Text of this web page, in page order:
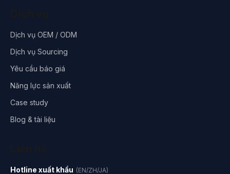
Dịch vụ OEM / ODM
Dịch vụ Sourcing
Yêu cầu báo giá
Năng lực sản xuất
Case study
Blog & tài liệu
Hotline xuất khẩu (EN/ZH/JA)